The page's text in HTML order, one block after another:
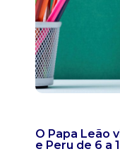
O Papa Leão
e Peru de 6 a